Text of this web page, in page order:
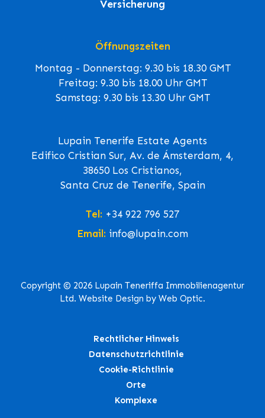
Versicherung
Öffnungszeiten
Montag - Donnerstag: 9.30 bis 18.30 GMT
Freitag: 9.30 bis 18.00 Uhr GMT
Samstag: 9.30 bis 13.30 Uhr GMT
Lupain Tenerife Estate Agents
Edifico Cristian Sur, Av. de Ámsterdam, 4,
38650 Los Cristianos,
Santa Cruz de Tenerife, Spain
Tel: +34 922 796 527
Email: info@lupain.com
Copyright © 2026 Lupain Teneriffa Immobilienagentur
Ltd. Website Design by Web Optic.
Rechtlicher Hinweis
Datenschutzrichtlinie
Cookie-Richtlinie
Orte
Komplexe